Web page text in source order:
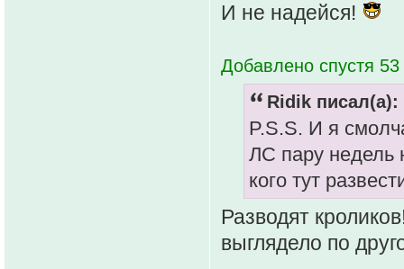
И не надейся!
Добавлено спустя
Ridik писал(а):
P.S.S. И я
ЛС пару недель
кого тут
Разводят
выглядело по